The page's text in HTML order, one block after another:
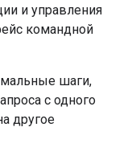
и управления
командной
шаги,
с одного
другое